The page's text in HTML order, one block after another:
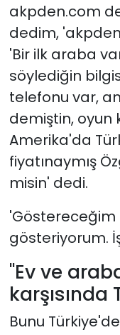
akpden.com
dedim,
'Bir ilk araba
söylediğin
telefonu var,
demiştin, oyun
Amerika'da
fiyatınaymış
misin' dedi.
'Göstereceğim
gösteriyorum.
"Ev ve
Bunu